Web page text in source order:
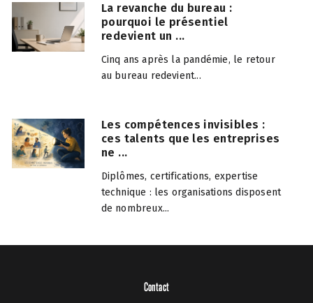
La revanche du bureau :
pourquoi le présentiel
redevient un ...
Cinq ans après la pandémie, le retour
au bureau redevient...
Les compétences invisibles :
ces talents que les entreprises
ne ...
Diplômes, certifications, expertise
technique : les organisations disposent
de nombreux...
Contact